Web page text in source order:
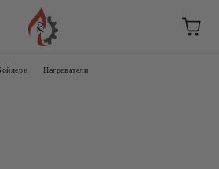
Нагреватели